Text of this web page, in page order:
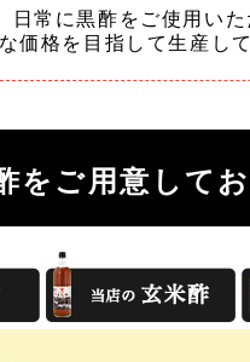
日常に黒酢をご使用い
価格を目指して生産し
をご用意して